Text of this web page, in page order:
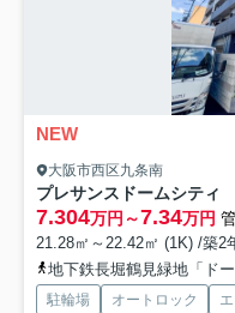
NEW
大阪市西区九条南
プレサンスドームシティ
7.304万円～7.34万円
21.28㎡～22.42㎡ (1K) /築2
地下鉄長堀鶴見緑地「ド
駐輪場 オートロック